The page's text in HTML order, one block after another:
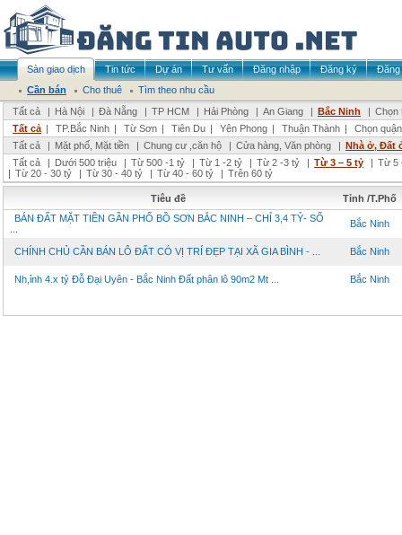
Sàn giao dịch Tin tức Dự án Tư vấn Đăng nhập Đăng ký
Đăng
Cần bán
Cho thuê
Tìm theo nhu cầu
Tất cả
| Hà Nội | Đà Nẵng | TP HCM | Hải Phòng | An Giang | Bắc Ninh | Chọn
Tất cả | TP.Bắc Ninh | Từ Sơn | Tiên Du | Yên Phong | Thuận Thành |
Chọn
Tất cả
| Mặt phố, Mặt tiền | Chung cư ,căn hộ | Cửa hàng, Văn phòng | Nhà ở, Đất
Tất cả
| Dưới 500 triệu | Từ 500 -1 tỷ | Từ 1 -2 tỷ | Từ 2 -3 tỷ | Từ 3 – 5 tỷ | Từ 5
| Từ 20 - 30 tỷ | Từ 30 - 40 tỷ | Từ 40 - 60 tỷ | Trên 60 tỷ
Tiêu đề
Tỉnh /T.Phố
BÁN ĐẤT MẶT TIỀN GẦN PHỐ BỒ SƠN BẮC NINH – CHỈ 3,4 TỶ- SỔ
Bắc Ninh
CHÍNH CHỦ CẦN BÁN LÔ ĐẤT CÓ VỊ TRÍ ĐẸP TẠI XÃ GIA BÌNH - ... Bắc Ninh
Nh,ỉnh 4.x tỷ Đỗ Đại Uyên - Bắc Ninh Đất phân lô 90m2 Mt ... Bắc Ninh